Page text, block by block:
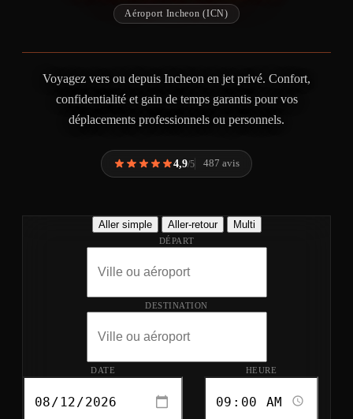
Aéroport Incheon (ICN)
Voyagez vers ou depuis Incheon en jet privé. Confort,
confidentialité et gain de temps garantis pour vos
déplacements professionnels ou personnels.
4,9/5 487 avis
Aller simple Aller-retour Multi
DÉPART
DESTINATION
DATE HEURE